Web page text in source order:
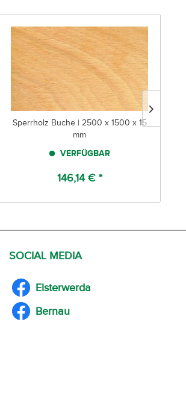
Sperrholz Buche | 2500 x 1500 x 15
mm
VERFÜGBAR
146,14 € *
SOCIAL MEDIA
Elsterwerda
Bernau